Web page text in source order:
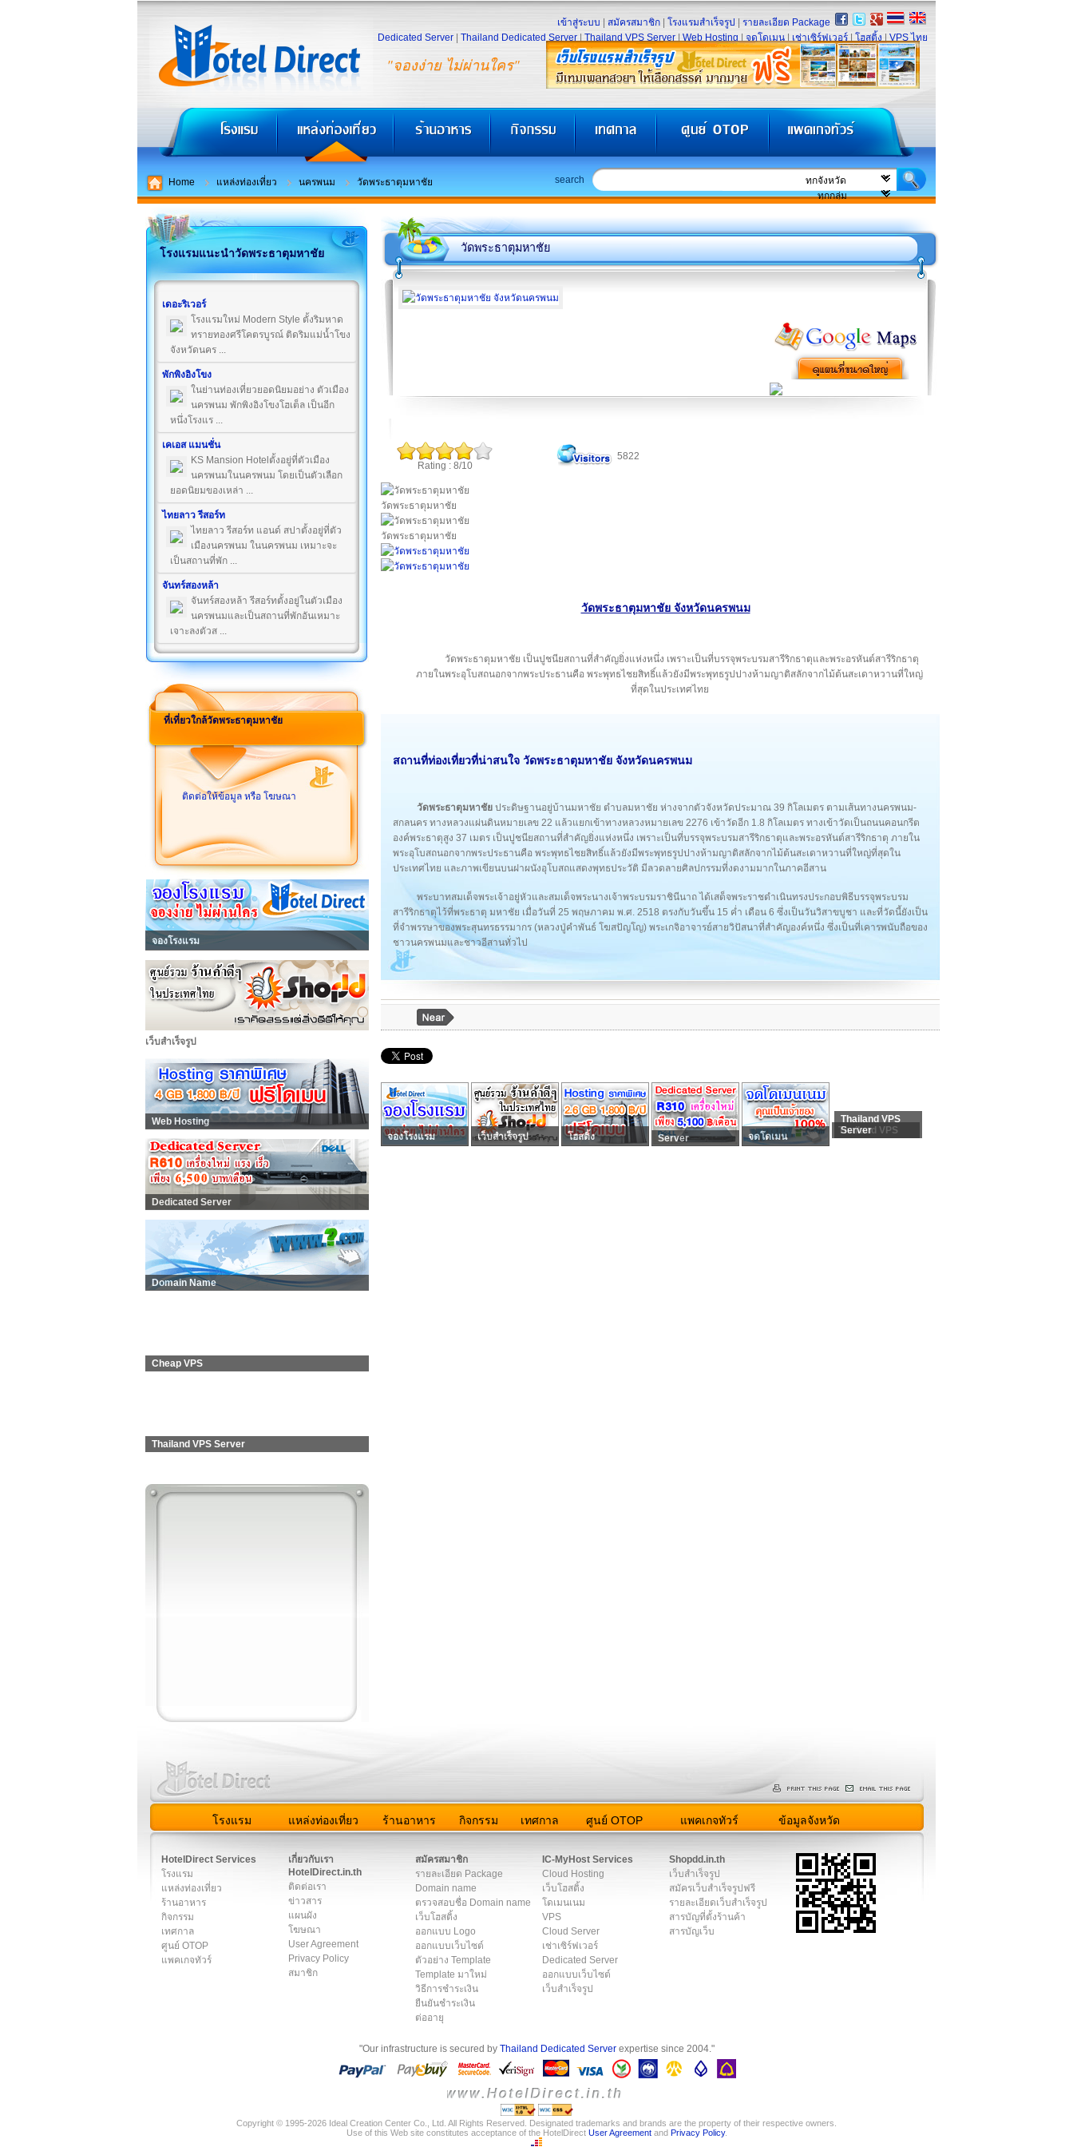
"จองง่าย ไม่ผ่านใคร"
เข้าสู่ระบบ สมัครสมาชิก โรงแรมสำเร็จรูป
รายละเอียด Package
Dedicated Server
Thailand Dedicated Server Thailand VPS Server Web Hosting จดโดเมน เช่าเซิร์ฟเวอร์ โฮสติ้ง VPS ไทย
Home แหล่งท่องเที่ยว นครพนม วัดพระธาตุมหาชัย search
โรงแรมแนะนำวัดพระธาตุมหาชัย
เดอะริเวอร์
โรงแรมใหม่ Modern Style ตั้งริมหาด
ทรายทองศรีโคตรบูรณ์ ติดริมแม่น้ำโขง
จังหวัดนคร ...
พักพิงอิงโขง
ในย่านท่องเที่ยวยอดนิยมอย่าง ตัวเมือง
นครพนม พักพิงอิงโขงโฮเต็ล เป็นอีก
หนึ่งโรงแร ...
เคเอส แมนชั่น
KS Mansion Hotelตั้งอยู่ที่ตัวเมือง
นครพนมในนครพนม โดยเป็นตัวเลือก
ยอดนิยมของเหล่า ...
ไทยลาว รีสอร์ท
ไทยลาว รีสอร์ท แอนด์ สปาตั้งอยู่ที่ตัว
เมืองนครพนม ในนครพนม เหมาะจะ
เป็นสถานที่พัก ...
จันทร์สองหล้า
จันทร์สองหล้า รีสอร์ทตั้งอยู่ในตัวเมือง
นครพนมและเป็นสถานที่พักอันเหมาะ
เจาะลงตัวส ...
ที่เที่ยวใกล้วัดพระธาตุมหาชัย
ติดต่อให้ข้อมูล หรือ โฆษณา
จองโรงแรม
เว็บสำเร็จรูป
Web Hosting
Dedicated Server
Domain Name
Cheap VPS
Thailand VPS Server
วัดพระธาตุมหาชัย
Rating : 8/10
5822
วัดพระธาตุมหาชัย
วัดพระธาตุมหาชัย
วัดพระธาตุมหาชัย จังหวัดนครพนม
วัดพระธาตุมหาชัย เป็นปูชนียสถานที่สำคัญยิ่งแห่งหนึ่ง เพราะเป็นที่บรรจุพระบรมสารีริกธาตุและพระอรหันต์สารีริกธาตุ
ภายในพระอุโบสถนอกจากพระประธานคือ พระพุทธไชยสิทธิ์แล้วยังมีพระพุทธรูปปางห้ามญาติสลักจากไม้ต้นสะเดาหวานที่ใหญ่
ที่สุดในประเทศไทย
สถานที่ท่องเที่ยวที่น่าสนใจ วัดพระธาตุมหาชัย จังหวัดนครพนม
วัดพระธาตุมหาชัย ประดิษฐานอยู่บ้านมหาชัย ตำบลมหาชัย ห่างจากตัวจังหวัดประมาณ 39 กิโลเมตร ตามเส้นทางนครพนม-
สกลนคร ทางหลวงแผ่นดินหมายเลข 22 แล้วแยกเข้าทางหลวงหมายเลข 2276 เข้าวัดอีก 1.8 กิโลเมตร ทางเข้าวัดเป็นถนนคอนกรีต
องค์พระธาตุสูง 37 เมตร เป็นปูชนียสถานที่สำคัญยิ่งแห่งหนึ่ง เพราะเป็นที่บรรจุพระบรมสารีริกธาตุและพระอรหันต์สารีริกธาตุ ภายใน
พระอุโบสถนอกจากพระประธานคือ พระพุทธไชยสิทธิ์แล้วยังมีพระพุทธรูปปางห้ามญาติสลักจากไม้ต้นสะเดาหวานที่ใหญ่ที่สุดใน
ประเทศไทย และภาพเขียนบนฝาผนังอุโบสถแสดงพุทธประวัติ มีลวดลายศิลปกรรมที่งดงามมากในภาคอีสาน
พระบาทสมเด็จพระเจ้าอยู่หัวและสมเด็จพระนางเจ้าพระบรมราชินีนาถ ได้เสด็จพระราชดำเนินทรงประกอบพิธีบรรจุพระบรม
สารีริกธาตุไว้ที่พระธาตุ มหาชัย เมื่อวันที่ 25 พฤษภาคม พ.ศ. 2518 ตรงกับวันขึ้น 15 ค่ำ เดือน 6 ซึ่งเป็นวันวิสาขบูชา และที่วัดนี้ยังเป็น
ที่จำพรรษาของพระสุนทรธรรมากร (หลวงปู่คำพันธ์ โฆสปัญโญ) พระเกจิอาจารย์สายวิปัสนาที่สำคัญองค์หนึ่ง ซึ่งเป็นที่เคารพนับถือของ
ชาวนครพนมและชาวอีสานทั่วไป
จองโรงแรม เว็บสำเร็จรูป โฮสติ้ง Server จดโดเมน
Thailand VPS
Thailand VPS
Server
โรงแรม แหล่งท่องเที่ยว ร้านอาหาร กิจกรรม เทศกาล ศูนย์ OTOP แพคเกจทัวร์ ข้อมูลจังหวัด
HotelDirect Services
โรงแรม
แหล่งท่องเที่ยว
ร้านอาหาร
กิจกรรม
เทศกาล
ศูนย์ OTOP
แพคเกจทัวร์
เกี่ยวกับเรา
HotelDirect.in.th
ติดต่อเรา
ข่าวสาร
แผนผัง
โฆษณา
User Agreement
Privacy Policy
สมาชิก
สมัครสมาชิก
รายละเอียด Package
Domain name
ตรวจสอบชื่อ Domain name
เว็บโฮสติ้ง
ออกแบบ Logo
ออกแบบเว็บไซต์
ตัวอย่าง Template
Template มาใหม่
วิธีการชำระเงิน
ยืนยันชำระเงิน
ต่ออายุ
IC-MyHost Services
Cloud Hosting
เว็บโฮสติ้ง
โดเมนเนม
VPS
Cloud Server
เช่าเซิร์ฟเวอร์
Dedicated Server
ออกแบบเว็บไซต์
เว็บสำเร็จรูป
Shopdd.in.th
เว็บสำเร็จรูป
สมัครเว็บสำเร็จรูปฟรี
รายละเอียดเว็บสำเร็จรูป
สารบัญที่ตั้งร้านค้า
สารบัญเว็บ
"Our infrastructure is secured by Thailand Dedicated Serverexpertise since 2004."
Copyright © 1995-2026 Ideal Creation Center Co., Ltd. All Rights Reserved. Designated trademarks and brands are the property of their respective owners.
Use of this Web site constitutes acceptance of the HotelDirect User Agreementand Privacy Policy.